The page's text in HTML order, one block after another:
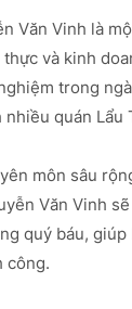
Văn Vinh là
và kinh
trong
quán Lẩu
môn sâu
Văn Vinh
quý báu,
công.